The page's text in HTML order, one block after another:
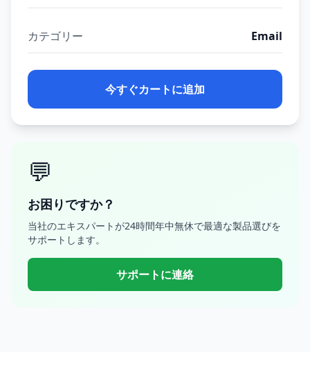
カテゴリー Email
今すぐカートに追加
💬
お困りですか？
当社のエキスパートが24時間年中無休で最適な製品選びを
サポートします。
サポートに連絡